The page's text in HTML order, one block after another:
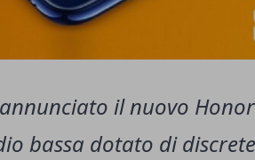
il nuovo
bassa dotato di